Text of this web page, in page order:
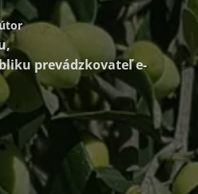
prevádzkovateľ e-